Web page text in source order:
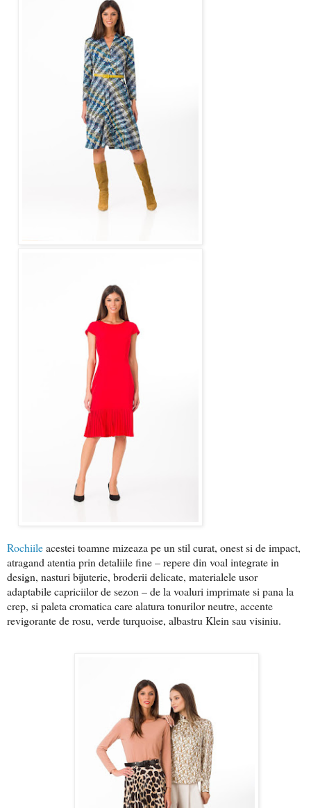
Rochiileacestei toamne mizeaza pe un stil curat, onest si de impact,
atragand atentia prin detaliile fine – repere din voal integrate in
design, nasturi bijuterie, broderii delicate, materialele usor
adaptabile capriciilor de sezon – de la voaluri imprimate si pana la
crep, si paleta cromatica care alatura tonurilor neutre, accente
revigorante de rosu, verde turquoise, albastru Klein sau visiniu.